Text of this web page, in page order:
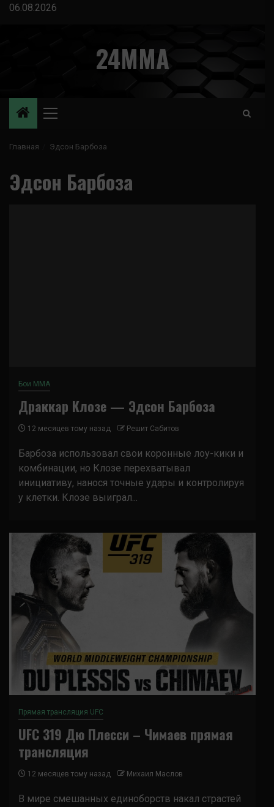
Перейти
06.08.2026
24MMA
Основное
Главная Эдсон Барбоза
Эдсон Барбоза
Бои ММА
Драккар Клозе — Эдсон Барбоза
12 месяцев тому назад Решит Сабитов
Барбоза использовал свои коронные лоу-кики и
комбинации, но Клозе перехватывал
инициативу, нанося точные удары и контролируя
у клетки. Клозе выиграл...
Прямая трансляция UFC
UFC 319 Дю Плесси – Чимаев прямая
трансляция
12 месяцев тому назад Михаил Маслов
В мире смешанных единоборств накал страстей